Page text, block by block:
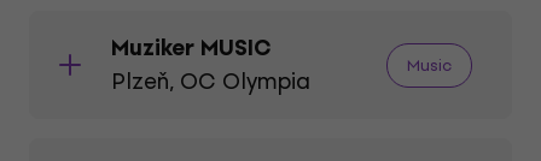
Muziker MUSIC
Plzeň, OC Olympia Music